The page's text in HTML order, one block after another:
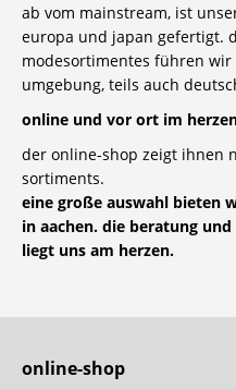
ab vom mainstream, ist
europa und japan gefertigt.
modesortimentes führen
umgebung, teils auch
online und vor ort im
der online-shop zeigt ihnen
sortiments.
eine große auswahl bieten
in aachen. die beratung
liegt uns am herzen.
online-shop